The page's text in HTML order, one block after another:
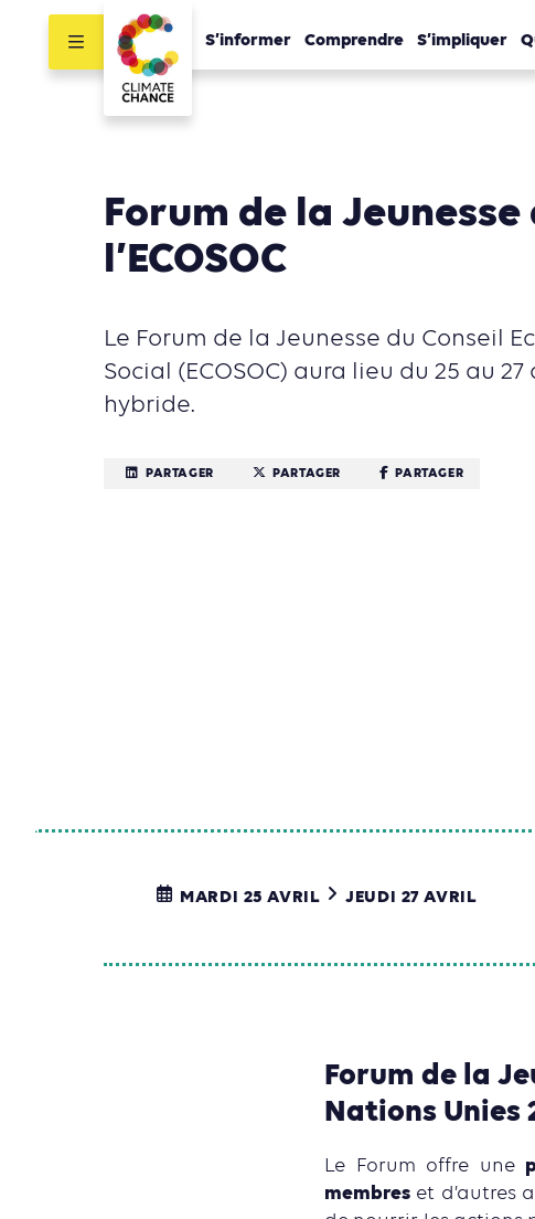
S’informer Comprendre S’impliquer
Forum de la Jeunesse
l’ECOSOC
Le Forum de la Jeunesse du Conseil
Social (ECOSOC) aura lieu du 25 au
hybride.
PARTAGER PARTAGER PARTAGER
MARDI 25 AVRIL JEUDI 27 AVRIL
Forum de la
Nations Unies
Le Forum offre une
membres et d’autres